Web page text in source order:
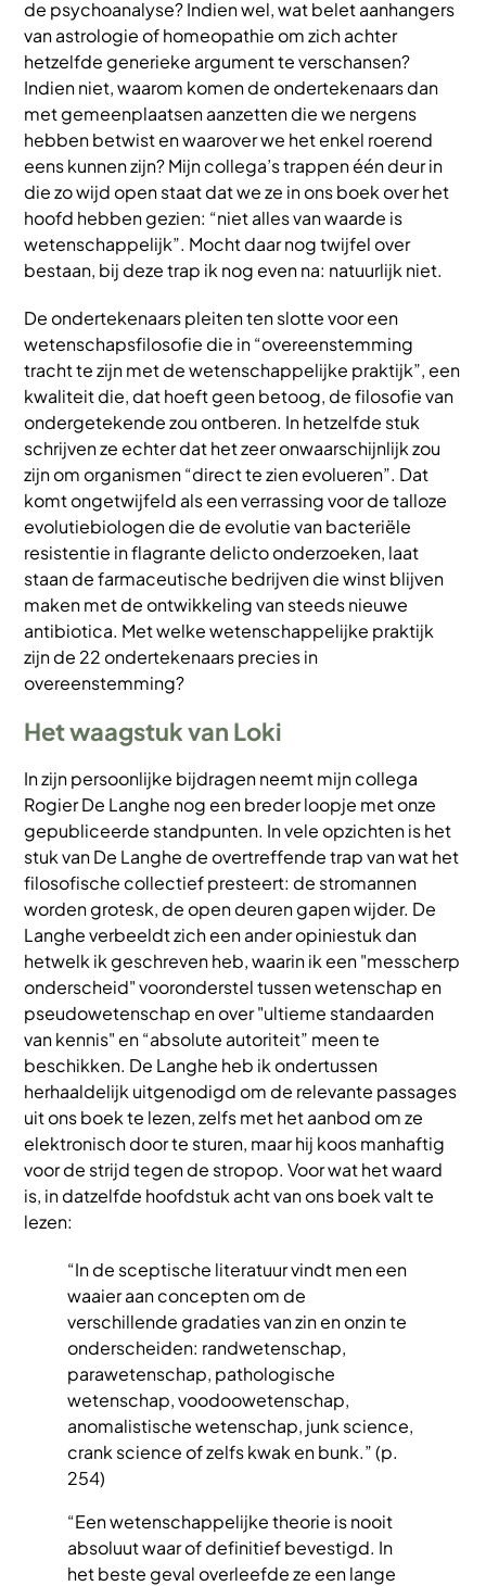
de psychoanalyse? Indien wel, wat belet aanhangers
van astrologie of homeopathie om zich achter
hetzelfde generieke argument te verschansen?
Indien niet, waarom komen de ondertekenaars dan
met gemeenplaatsen aanzetten die we nergens
hebben betwist en waarover we het enkel roerend
eens kunnen zijn? Mijn collega’s trappen één deur in
die zo wijd open staat dat we ze in ons boek over het
hoofd hebben gezien: “niet alles van waarde is
wetenschappelijk”. Mocht daar nog twijfel over
bestaan, bij deze trap ik nog even na: natuurlijk niet.
De ondertekenaars pleiten ten slotte voor een
wetenschapsfilosofie die in “overeenstemming
tracht te zijn met de wetenschappelijke praktijk”, een
kwaliteit die, dat hoeft geen betoog, de filosofie van
ondergetekende zou ontberen. In hetzelfde stuk
schrijven ze echter dat het zeer onwaarschijnlijk zou
zijn om organismen “direct te zien evolueren”. Dat
komt ongetwijfeld als een verrassing voor de talloze
evolutiebiologen die de evolutie van bacteriële
resistentie in flagrante delicto onderzoeken, laat
staan de farmaceutische bedrijven die winst blijven
maken met de ontwikkeling van steeds nieuwe
antibiotica. Met welke wetenschappelijke praktijk
zijn de 22 ondertekenaars precies in
overeenstemming?
Het waagstuk van Loki
In zijn persoonlijke bijdragen neemt mijn collega
Rogier De Langhe nog een breder loopje met onze
gepubliceerde standpunten. In vele opzichten is het
stuk van De Langhe de overtreffende trap van wat het
filosofische collectief presteert: de stromannen
worden grotesk, de open deuren gapen wijder. De
Langhe verbeeldt zich een ander opiniestuk dan
hetwelk ik geschreven heb, waarin ik een "messcherp
onderscheid" vooronderstel tussen wetenschap en
pseudowetenschap en over "ultieme standaarden
van kennis" en “absolute autoriteit” meen te
beschikken. De Langhe heb ik ondertussen
herhaaldelijk uitgenodigd om de relevante passages
uit ons boek te lezen, zelfs met het aanbod om ze
elektronisch door te sturen, maar hij koos manhaftig
voor de strijd tegen de stropop. Voor wat het waard
is, in datzelfde hoofdstuk acht van ons boek valt te
lezen:
“In de sceptische literatuur vindt men een
waaier aan concepten om de
verschillende gradaties van zin en onzin te
onderscheiden: randwetenschap,
parawetenschap, pathologische
wetenschap, voodoowetenschap,
anomalistische wetenschap, junk science,
crank science of zelfs kwak en bunk.” (p.
254)
“Een wetenschappelijke theorie is nooit
absoluut waar of definitief bevestigd. In
het beste geval overleefde ze een lange